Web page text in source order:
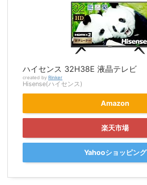
ハイセンス 32H38E 液晶テレビ
created by Rinker
Hisense(ハイセンス)
Amazon
楽天市場
Yahooショッピング